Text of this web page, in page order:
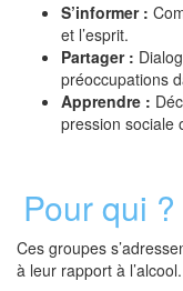
S’informer :
et l’esprit.
Partager :
préoccupations
Apprendre :
pression sociale
Pour qui ?
Ces groupes
à leur rapport à l’alcool.